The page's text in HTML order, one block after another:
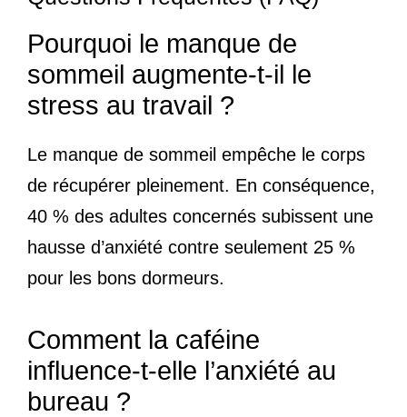
Pourquoi le manque de
sommeil augmente-t-il le
stress au travail ?
Le manque de sommeil empêche le corps
de récupérer pleinement. En conséquence,
40 % des adultes concernés subissent une
hausse d’anxiété contre seulement 25 %
pour les bons dormeurs.
Comment la caféine
influence-t-elle l’anxiété au
bureau ?